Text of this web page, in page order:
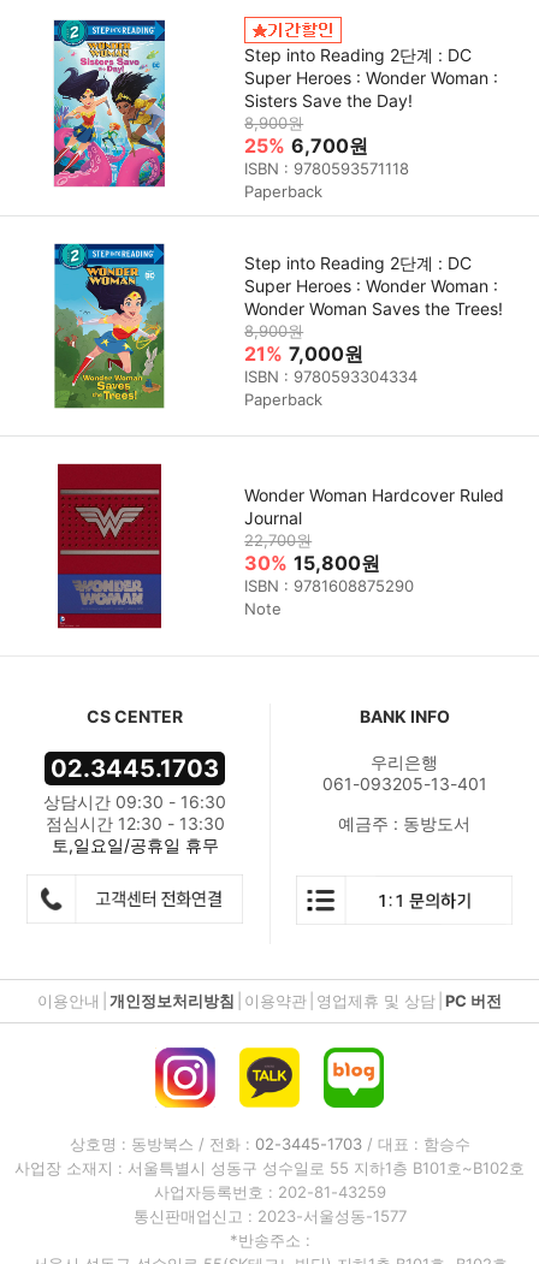
Step into Reading 2단계 : DC
Super Heroes : Wonder Woman :
Sisters Save the Day!
8,900원
25% 6,700원
ISBN : 9780593571118
Paperback
Step into Reading 2단계 : DC
Super Heroes : Wonder Woman :
Wonder Woman Saves the Trees!
8,900원
21% 7,000원
ISBN : 9780593304334
Paperback
Wonder Woman Hardcover Ruled
Journal
22,700원
30% 15,800원
ISBN : 9781608875290
Note
CS CENTER
02.3445.1703
상담시간 09:30 - 16:30
점심시간 12:30 - 13:30
토,일요일/공휴일 휴무
BANK INFO
우리은행
061-093205-13-401
예금주 : 동방도서
이용안내 개인정보처리방침 이용약관 영업제휴 및 상담 PC 버전
상호명 : 동방북스 / 전화 : 02-3445-1703/ 대표 : 함승수
사업장 소재지 : 서울특별시 성동구 성수일로 55 지하1층 B101호~B102호
사업자등록번호 : 202-81-43259
통신판매업신고 : 2023-서울성동-1577
*반송주소 :